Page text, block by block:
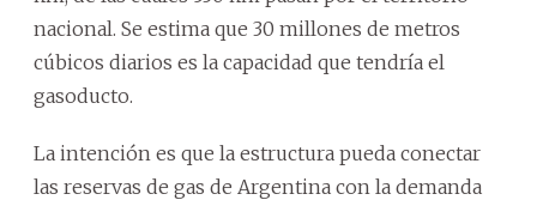
nacional. Se estima que 30 millones de metros
cúbicos diarios es la capacidad que tendría el
gasoducto.
La intención es que la estructura pueda conectar
las reservas de gas de Argentina con la demanda